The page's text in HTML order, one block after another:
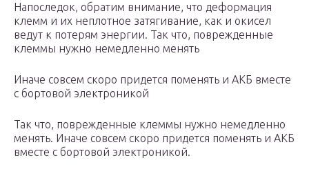
Напоследок, обратим внимание, что деформация
клемм и их неплотное затягивание, как и окисел
ведут к потерям энергии. Так что, поврежденные
клеммы нужно немедленно менять
Иначе совсем скоро придется поменять и АКБ вместе
с бортовой электроникой
Так что, поврежденные клеммы нужно немедленно
менять. Иначе совсем скоро придется поменять и АКБ
вместе с бортовой электроникой.